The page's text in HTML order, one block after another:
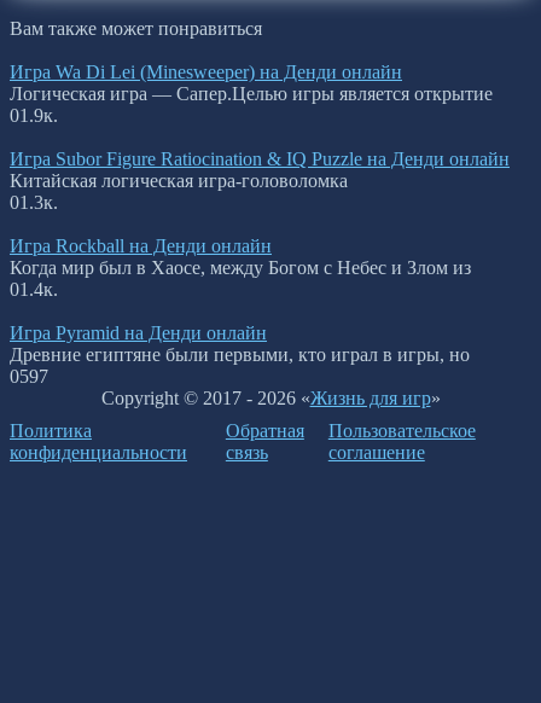
Вам также может понравиться
Игра Wa Di Lei (Minesweeper) на Денди онлайн
Логическая игра — Сапер.Целью игры является открытие
01.9к.
Игра Subor Figure Ratiocination & IQ Puzzle на Денди онлайн
Китайская логическая игра-головоломка
01.3к.
Игра Rockball на Денди онлайн
Когда мир был в Хаосе, между Богом с Небес и Злом из
01.4к.
Игра Pyramid на Денди онлайн
Древние египтяне были первыми, кто играл в игры, но
0597
Copyright © 2017 - 2026 «Жизнь для игр»
Политика
конфиденциальности
Обратная
связь
Пользовательское
соглашение